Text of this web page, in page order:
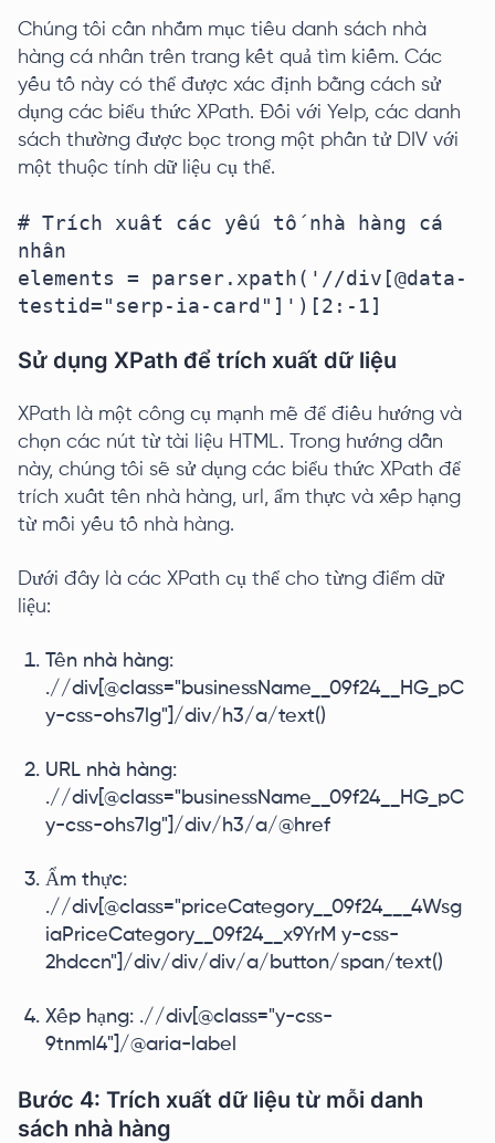
Chúng tôi cần nhắm mục tiêu danh sách nhà
hàng cá nhân trên trang kết quả tìm kiếm. Các
yếu tố này có thể được xác định bằng cách sử
dụng các biểu thức XPath. Đối với Yelp, các danh
sách thường được bọc trong một phần tử DIV với
một thuộc tính dữ liệu cụ thể.
# Trích xuất các yếu tố nhà hàng cá
nhân
elements = parser.xpath('//div[@data-
testid="serp-ia-card"]')[2:-1]
Sử dụng XPath để trích xuất dữ liệu
XPath là một công cụ mạnh mẽ để điều hướng và
chọn các nút từ tài liệu HTML. Trong hướng dẫn
này, chúng tôi sẽ sử dụng các biểu thức XPath để
trích xuất tên nhà hàng, url, ẩm thực và xếp hạng
từ mỗi yếu tố nhà hàng.
Dưới đây là các XPath cụ thể cho từng điểm dữ
liệu:
Tên nhà hàng:
.//div[@class="businessName__09f24__HG_pC
y-css-ohs7lg"]/div/h3/a/text()
URL nhà hàng:
.//div[@class="businessName__09f24__HG_pC
y-css-ohs7lg"]/div/h3/a/@href
Ẩm thực:
.//div[@class="priceCategory__09f24___4Wsg
iaPriceCategory__09f24__x9YrM y-css-
2hdccn"]/div/div/div/a/button/span/text()
Xếp hạng: .//div[@class="y-css-
9tnml4"]/@aria-label
Bước 4: Trích xuất dữ liệu từ mỗi danh
sách nhà hàng